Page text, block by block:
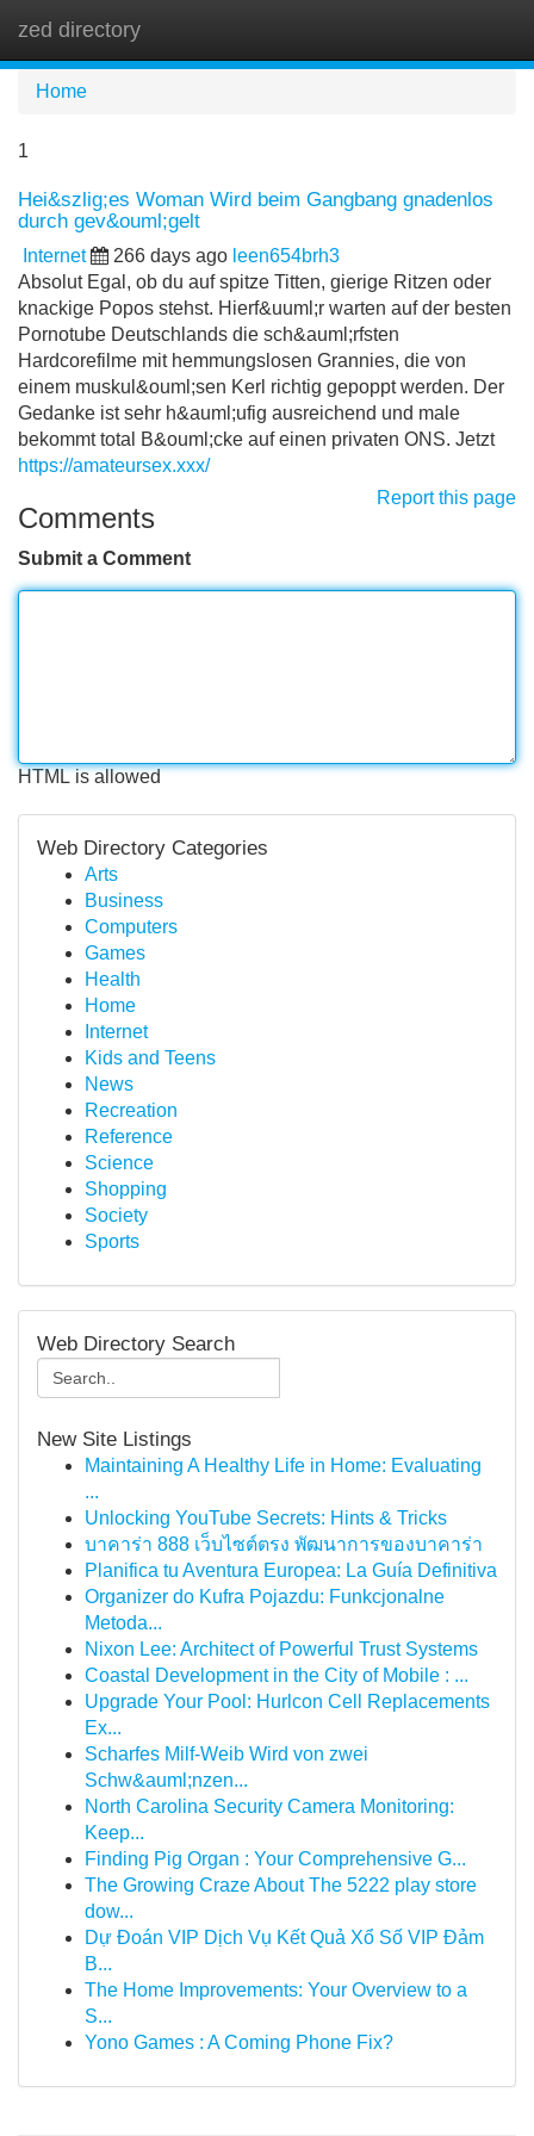
zed directory
Home
1
Hei&szlig;es Woman Wird beim Gangbang gnadenlos
durch gev&ouml;gelt
Internet 266 days ago leen654brh3
Absolut Egal, ob du auf spitze Titten, gierige Ritzen oder
knackige Popos stehst. Hierf&uuml;r warten auf der besten
Pornotube Deutschlands die sch&auml;rfsten
Hardcorefilme mit hemmungslosen Grannies, die von
einem muskul&ouml;sen Kerl richtig gepoppt werden. Der
Gedanke ist sehr h&auml;ufig ausreichend und male
bekommt total B&ouml;cke auf einen privaten ONS. Jetzt
https://amateursex.xxx/
Report this page
Comments
Submit a Comment
HTML is allowed
Web Directory Categories
Arts
Business
Computers
Games
Health
Home
Internet
Kids and Teens
News
Recreation
Reference
Science
Shopping
Society
Sports
Web Directory Search
New Site Listings
Maintaining A Healthy Life in Home: Evaluating
...
Unlocking YouTube Secrets: Hints & Tricks
บาคาร่า 888 เว็บไซต์ตรง พัฒนาการของบาคาร่า
Planifica tu Aventura Europea: La Guía Definitiva
Organizer do Kufra Pojazdu: Funkcjonalne
Metoda...
Nixon Lee: Architect of Powerful Trust Systems
Coastal Development in the City of Mobile : ...
Upgrade Your Pool: Hurlcon Cell Replacements
Ex...
Scharfes Milf-Weib Wird von zwei
Schw&auml;nzen...
North Carolina Security Camera Monitoring:
Keep...
Finding Pig Organ : Your Comprehensive G...
The Growing Craze About The 5222 play store
dow...
Dự Đoán VIP Dịch Vụ Kết Quả Xổ Số VIP Đảm
B...
The Home Improvements: Your Overview to a
S...
Yono Games : A Coming Phone Fix?